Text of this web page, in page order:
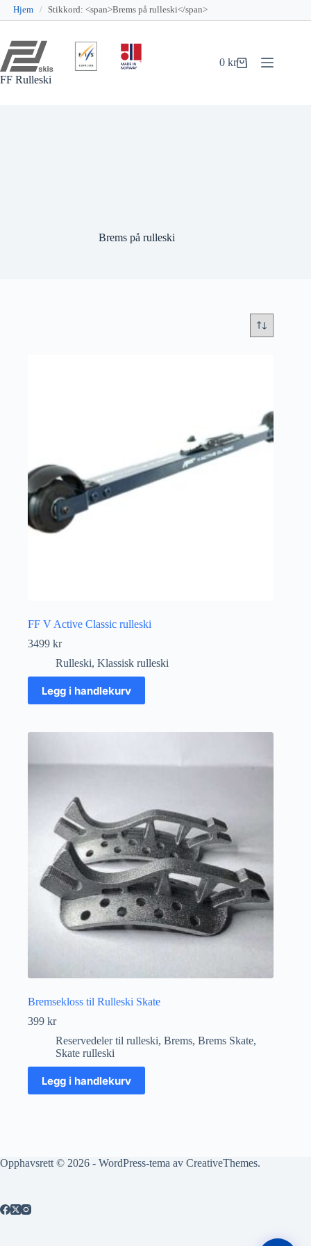
Hjem / Stikkord: <span>Brems på rulleski</span>
innholdet
FF Rulleski
Handlekurv
0kr
Brems på rulleski
FF V Active Classic rulleski
3499 kr
Rulleski, Klassisk rulleski
Legg i handlekurv
Bremsekloss til Rulleski Skate
399 kr
Reservedeler til rulleski, Brems, Brems Skate,
Skate rulleski
Legg i handlekurv
Opphavsrett © 2026 - WordPress-tema av CreativeThemes.